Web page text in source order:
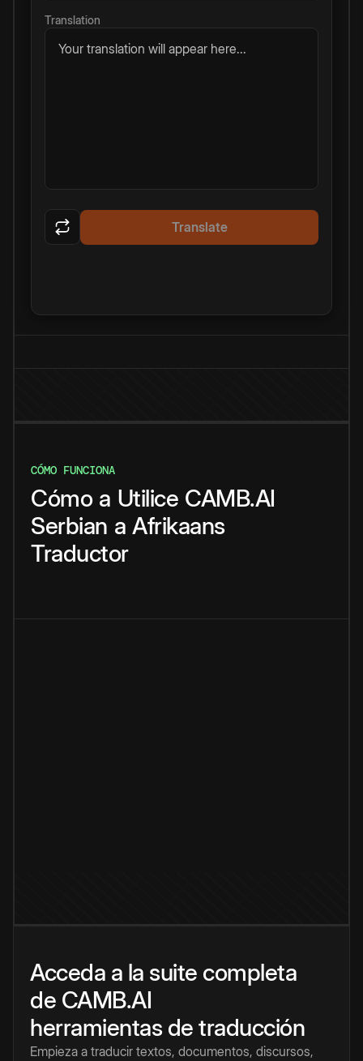
Translation
Your translation will appear here...
Translate
CÓMO FUNCIONA
Cómo a Utilice CAMB.AI
Serbian a Afrikaans
Traductor
Acceda a la suite completa
de CAMB.AI
herramientas de traducción
Empieza a traducir textos, documentos, discursos,